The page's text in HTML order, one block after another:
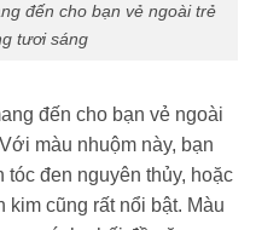
đến cho bạn vẻ ngoài trẻ
tươi sáng
đến cho bạn vẻ ngoài
màu nhuộm này, bạn
đen nguyên thủy, hoặc
kim cũng rất nổi bật. Màu